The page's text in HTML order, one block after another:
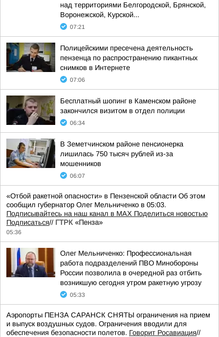
над территориями Белгородской, Брянской,
Воронежской, Курской...
07:21
Полицейскими пресечена деятельность
пензенца по распространению пикантных
снимков в Интернете
07:06
Бесплатный шопинг в Каменском районе
закончился визитом в отдел полиции
06:34
В Земетчинском районе пенсионерка
лишилась 750 тысяч рублей из-за
мошенников
06:07
«Отбой ракетной опасности» в Пензенской области Об этом
сообщил губернатор Олег Мельниченко в 05:03.
Подписывайтесь на наш канал в MAX Поделиться новостью
Подписаться// ГТРК «Пенза»
05:36
Олег Мельниченко: Профессиональная
работа подразделений ПВО Минобороны
России позволила в очередной раз отбить
возникшую сегодня утром ракетную угрозу
05:33
Аэропорты ПЕНЗА САРАНСК СНЯТЫ ограничения на прием
и выпуск воздушных судов. Ограничения вводили для
обеспечения безопасности полетов. Говорит Росавиация//